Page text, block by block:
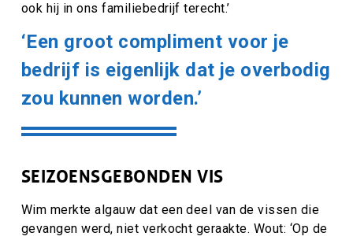
ook hij in ons familiebedrijf terecht.’
‘Een groot compliment voor je
bedrijf is eigenlijk dat je overbodig
zou kunnen worden.’
SEIZOENSGEBONDEN VIS
Wim merkte algauw dat een deel van de vissen die
gevangen werd, niet verkocht geraakte. Wout: ‘Op de